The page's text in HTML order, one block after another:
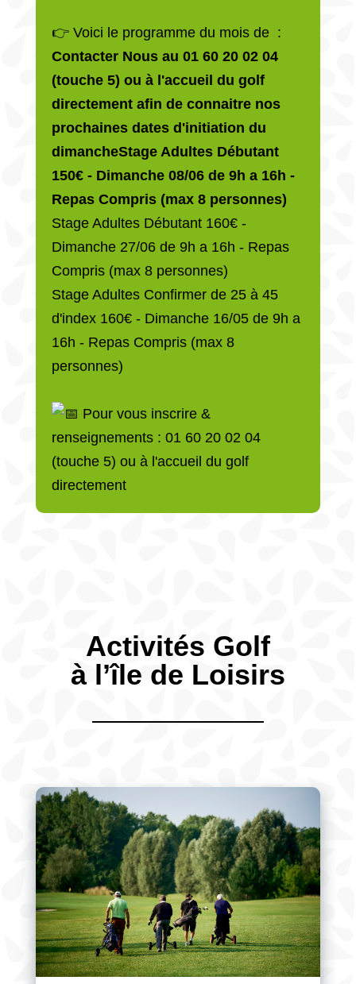
👉 Voici le programme du mois de :
Contacter Nous au 01 60 20 02 04
(touche 5) ou à l'accueil du golf
directement afin de connaitre nos
prochaines dates d'initiation du
dimancheStage Adultes Débutant
150€ - Dimanche 08/06 de 9h a 16h -
Repas Compris(max 8 personnes)
Stage Adultes Débutant 160€ -
Dimanche 27/06 de 9h a 16h - Repas
Compris (max 8 personnes)
Stage Adultes Confirmer de 25 à 45
d'index 160€ - Dimanche 16/05 de 9h a
16h - Repas Compris (max 8
personnes)
Pour vous inscrire &
renseignements : 01 60 20 02 04
(touche 5) ou à l'accueil du golf
directement
Activités Golf
à l’île de Loisirs